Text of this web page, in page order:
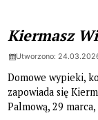
Kiermasz
Utworzono:
Domowe wypieki,
zapowiada się
Palmową, 29